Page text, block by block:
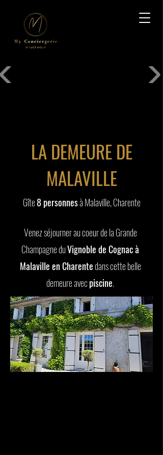
LA DEMEURE DE
MALAVILLE
Gîte8 personnesà Malaville, Charente
Venez séjourner au coeur de la Grande
Champagne duVignoble de Cognac à
Malaville en Charentedans cette belle
demeure avecpiscine.